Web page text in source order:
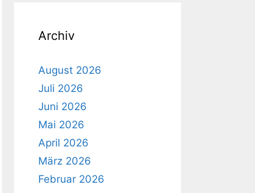
Archiv
August 2026
Juli 2026
Juni 2026
Mai 2026
April 2026
März 2026
Februar 2026